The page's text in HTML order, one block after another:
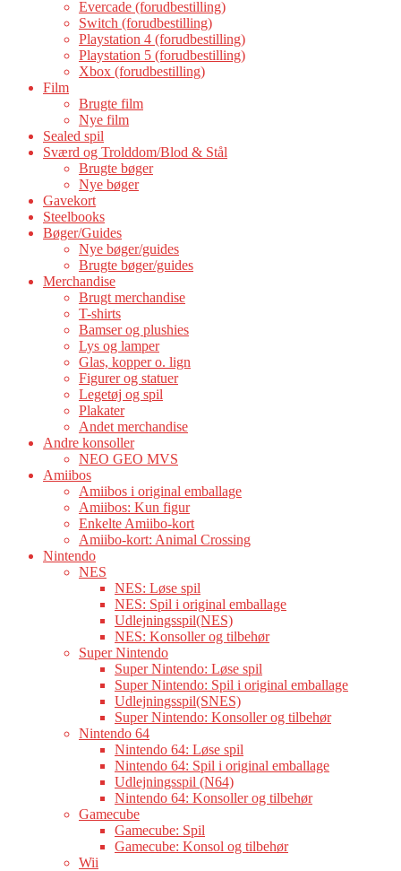
Evercade (forudbestilling)
Switch (forudbestilling)
Playstation 4 (forudbestilling)
Playstation 5 (forudbestilling)
Xbox (forudbestilling)
Film
Brugte film
Nye film
Sealed spil
Sværd og Trolddom/Blod & Stål
Brugte bøger
Nye bøger
Gavekort
Steelbooks
Bøger/Guides
Nye bøger/guides
Brugte bøger/guides
Merchandise
Brugt merchandise
T-shirts
Bamser og plushies
Lys og lamper
Glas, kopper o. lign
Figurer og statuer
Legetøj og spil
Plakater
Andet merchandise
Andre konsoller
NEO GEO MVS
Amiibos
Amiibos i original emballage
Amiibos: Kun figur
Enkelte Amiibo-kort
Amiibo-kort: Animal Crossing
Nintendo
NES
NES: Løse spil
NES: Spil i original emballage
Udlejningsspil(NES)
NES: Konsoller og tilbehør
Super Nintendo
Super Nintendo: Løse spil
Super Nintendo: Spil i original emballage
Udlejningsspil(SNES)
Super Nintendo: Konsoller og tilbehør
Nintendo 64
Nintendo 64: Løse spil
Nintendo 64: Spil i original emballage
Udlejningsspil (N64)
Nintendo 64: Konsoller og tilbehør
Gamecube
Gamecube: Spil
Gamecube: Konsol og tilbehør
Wii